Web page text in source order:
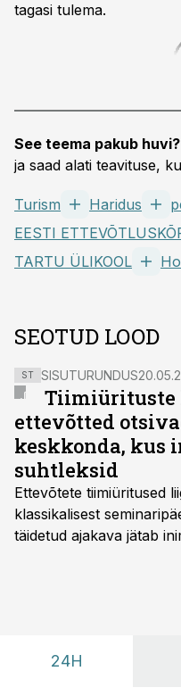
tagasi tulema.
See teema pakub huvi?
ja saad alati teavituse,
Turism Haridus
TARTU ÜLIKOOL
SEOTUD LOOD
ST SISUTURUNDUS
Tiimiürituste
ettevõtted
keskkonda, kus
suhtleksid
Ettevõtete tiimiüritused
klassikalisest
täidetud ajakava jätab
24H